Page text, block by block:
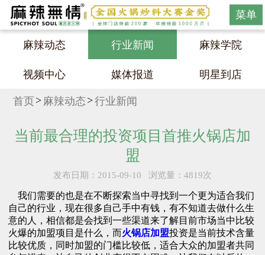
菜单
麻辣动态 行业新闻 麻辣学院
视频中心 媒体报道 明星到店
首页 麻辣动态 行业新闻
当前最合理的投资项目首推火锅店加
盟
发布日期：2015-09-10 浏览量：4819次
我们需要的也是在不断探索当中寻找到一个更为适合我们
自己的行业，现在很多自己手中有钱，有不知道去做什么生
意的人，相信都是会找到一些渠道来了解目前市场当中比较
火爆的加盟项目是什么，而火锅店加盟投资是当前技术含量
比较优质，同时加盟的门槛比较低，适合大众的加盟者共同